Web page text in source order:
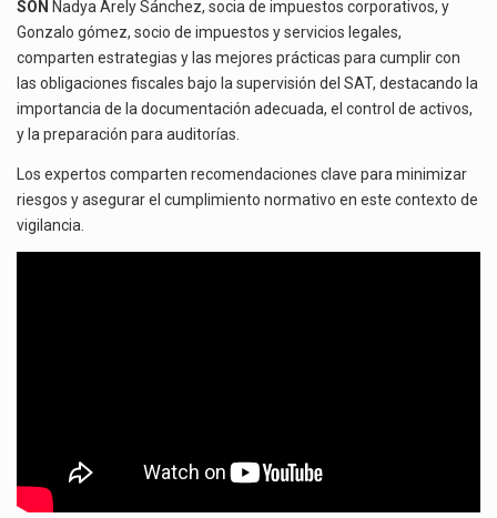
El gobierno federal creó mediante decreto la Oficina Presidencial para la Promoción de Inversiones, instancia…
DE
VIGILANCIA
PROFUNDA
SON Nadya Arely Sánchez, socia de impuestos corporativos, y
Gonzalo gómez, socio de impuestos y servicios legales,
comparten estrategias y las mejores prácticas para cumplir con
las obligaciones fiscales bajo la supervisión del SAT, destacando la
importancia de la documentación adecuada, el control de activos,
y la preparación para auditorías.
Los expertos comparten recomendaciones clave para minimizar
riesgos y asegurar el cumplimiento normativo en este contexto de
vigilancia.